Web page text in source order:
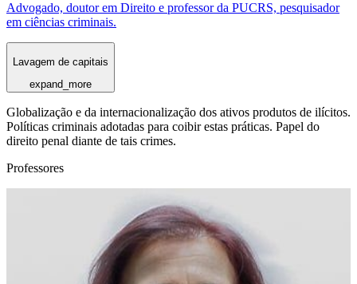
Advogado, doutor em Direito e professor da PUCRS, pesquisador
em ciências criminais.
Lavagem de capitais
expand_more
Globalização e da internacionalização dos ativos produtos de ilícitos.
Políticas criminais adotadas para coibir estas práticas. Papel do
direito penal diante de tais crimes.
Professores